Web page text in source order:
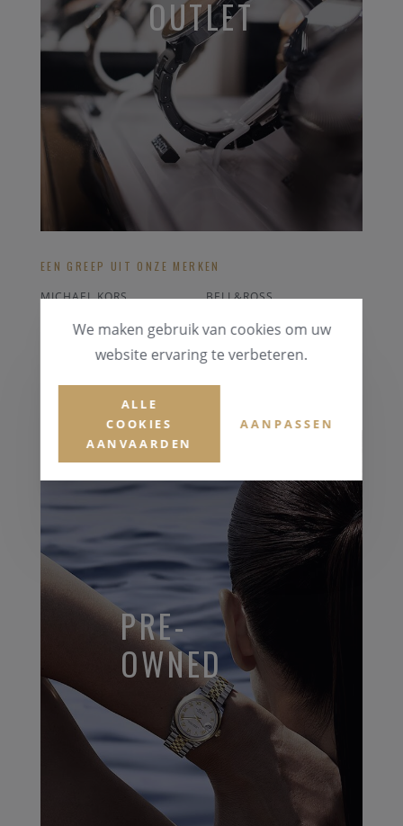
OUTLET
EEN GREEP UIT ONZE MERKEN
MICHAEL KORS
BELL&ROSS
BREITLING STRAPS
ALLE OUTLET
PRE-
OWNED
We maken gebruik van cookies om uw
website ervaring te verbeteren.
ALLE
COOKIES
AANVAARDEN
AANPASSEN